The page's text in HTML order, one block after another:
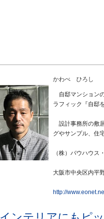
かわべ ひろし
自邸マンション
ラフィック『自邸
設計事務所の敷
グやサンプル、住
（株）バウハウス
大阪市中央区内平
http://